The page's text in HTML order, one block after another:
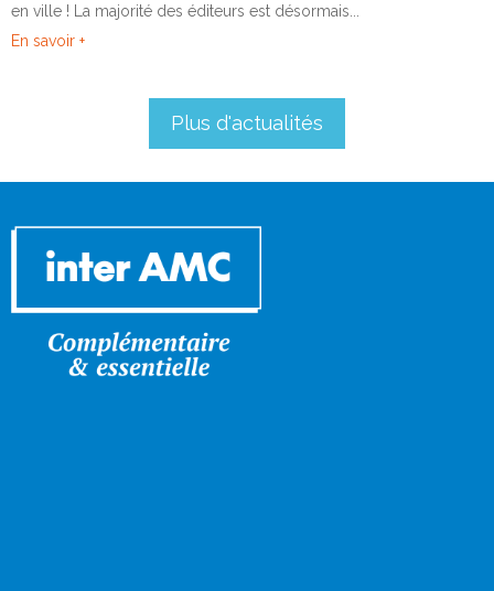
en ville ! La majorité des éditeurs est désormais...
En savoir +
Plus d'actualités